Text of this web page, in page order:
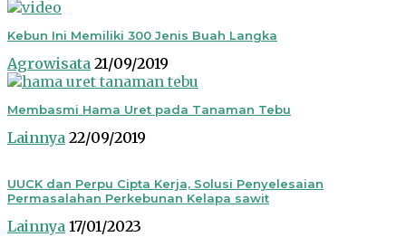
Kebun Ini Memiliki 300 Jenis Buah Langka
Agrowisata 21/09/2019
Membasmi Hama Uret pada Tanaman Tebu
Lainnya 22/09/2019
UUCK dan Perpu Cipta Kerja, Solusi Penyelesaian
Permasalahan Perkebunan Kelapa sawit
Lainnya 17/01/2023